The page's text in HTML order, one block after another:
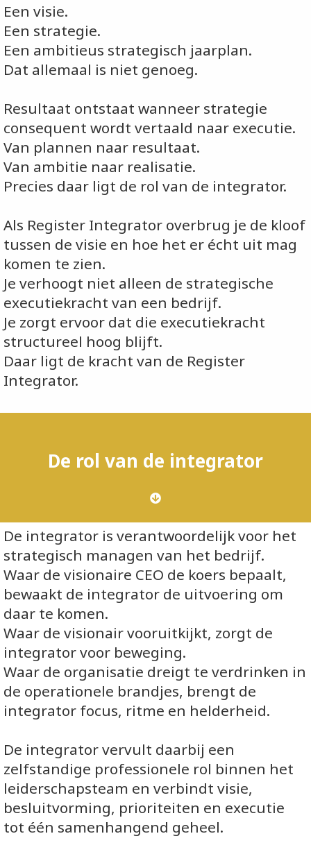
Een visie.
Een strategie.
Een ambitieus strategisch jaarplan.
Dat allemaal is niet genoeg.
Resultaat ontstaat wanneer strategie
consequent wordt vertaald naar executie.
Van plannen naar resultaat.
Van ambitie naar realisatie.
Precies daar ligt de rol van de integrator.
Als Register Integrator overbrug je de kloof
tussen de visie en hoe het er écht uit mag
komen te zien.
Je verhoogt niet alleen de strategische
executiekracht van een bedrijf.
Je zorgt ervoor dat die executiekracht
structureel hoog blijft.
Daar ligt de kracht van de Register
Integrator.
De rol van de integrator
De integrator is verantwoordelijk voor het
strategisch managen van het bedrijf.
Waar de visionaire CEO de koers bepaalt,
bewaakt de integrator de uitvoering om
daar te komen.
Waar de visionair vooruitkijkt, zorgt de
integrator voor beweging.
Waar de organisatie dreigt te verdrinken in
de operationele brandjes, brengt de
integrator focus, ritme en helderheid.
De integrator vervult daarbij een
zelfstandige professionele rol binnen het
leiderschapsteam en verbindt visie,
besluitvorming, prioriteiten en executie
tot één samenhangend geheel.